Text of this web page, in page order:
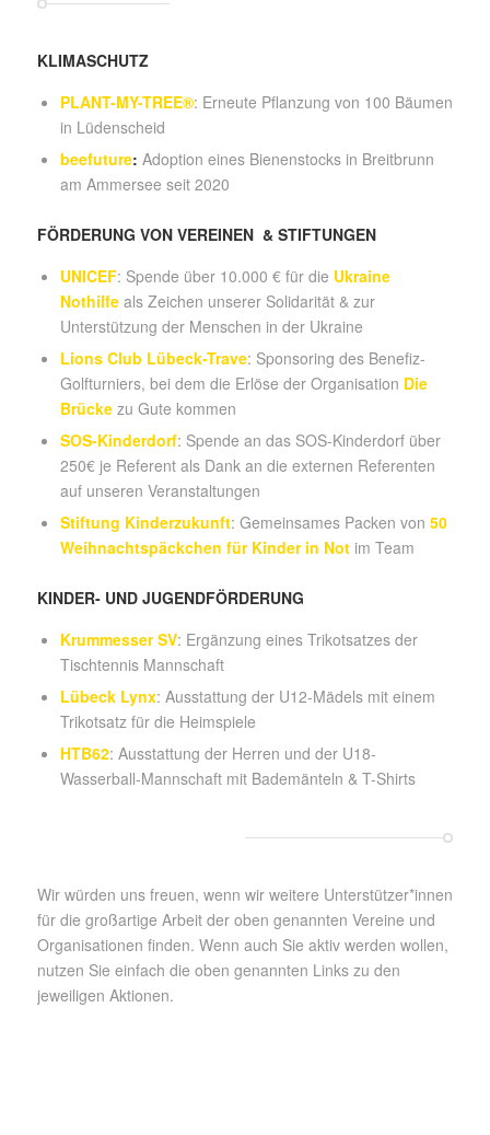
KLIMASCHUTZ
PLANT-MY-TREE®: Erneute Pflanzung von 100 Bäumen
in Lüdenscheid
beefuture: Adoption eines Bienenstocks in Breitbrunn
am Ammersee seit 2020
FÖRDERUNG VON VEREINEN & STIFTUNGEN
UNICEF: Spende über 10.000 € für die Ukraine
Nothilfeals Zeichen unserer Solidarität & zur
Unterstützung der Menschen in der Ukraine
Lions Club Lübeck-Trave: Sponsoring des Benefiz-
Golfturniers, bei dem die Erlöse der Organisation Die
Brückezu Gute kommen
SOS-Kinderdorf: Spende an das SOS-Kinderdorf über
250€ je Referent als Dank an die externen Referenten
auf unseren Veranstaltungen
Stiftung Kinderzukunft: Gemeinsames Packen von 50
Weihnachtspäckchen für Kinder in Not im Team
KINDER- UND JUGENDFÖRDERUNG
Krummesser SV: Ergänzung eines Trikotsatzes der
Tischtennis Mannschaft
Lübeck Lynx: Ausstattung der U12-Mädels mit einem
Trikotsatz für die Heimspiele
HTB62: Ausstattung der Herren und der U18-
Wasserball-Mannschaft mit Bademänteln & T-Shirts
Wir würden uns freuen, wenn wir weitere Unterstützer*innen
für die großartige Arbeit der oben genannten Vereine und
Organisationen finden. Wenn auch Sie aktiv werden wollen,
nutzen Sie einfach die oben genannten Links zu den
jeweiligen Aktionen.